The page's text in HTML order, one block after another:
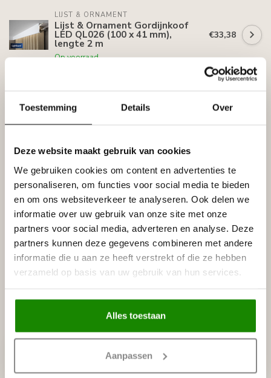
Toestemming Details Over
Deze website maakt gebruik van cookies
We gebruiken cookies om content en advertenties te
personaliseren, om functies voor social media te bieden
en om ons websiteverkeer te analyseren. Ook delen we
informatie over uw gebruik van onze site met onze
partners voor social media, adverteren en analyse. Deze
partners kunnen deze gegevens combineren met andere
informatie die u aan ze heeft verstrekt of die ze hebben
verzameld op basis van uw gebruik van hun services.
Alles toestaan
Aanpassen
LIJST & ORNAMENT
Lijst & Ornament Gordijnkoof
LED QL026 (100 x 41 mm),
lengte 2 m
Op voorraad
€33,38
80 mm), plafondlijst lengte 2 m
€9,90
LIJST & ORNAMENT
mm), lengte 2 m, HDPS - LED
sierlijst voor indirecte
verlichting
Op voorraad
€39,78
LIJST & ORNAMENT
Lijst & Ornament Gordijnkoof
LED QL035 (120 x 40 mm),
lengte 2 m
Op voorraad
€34,10